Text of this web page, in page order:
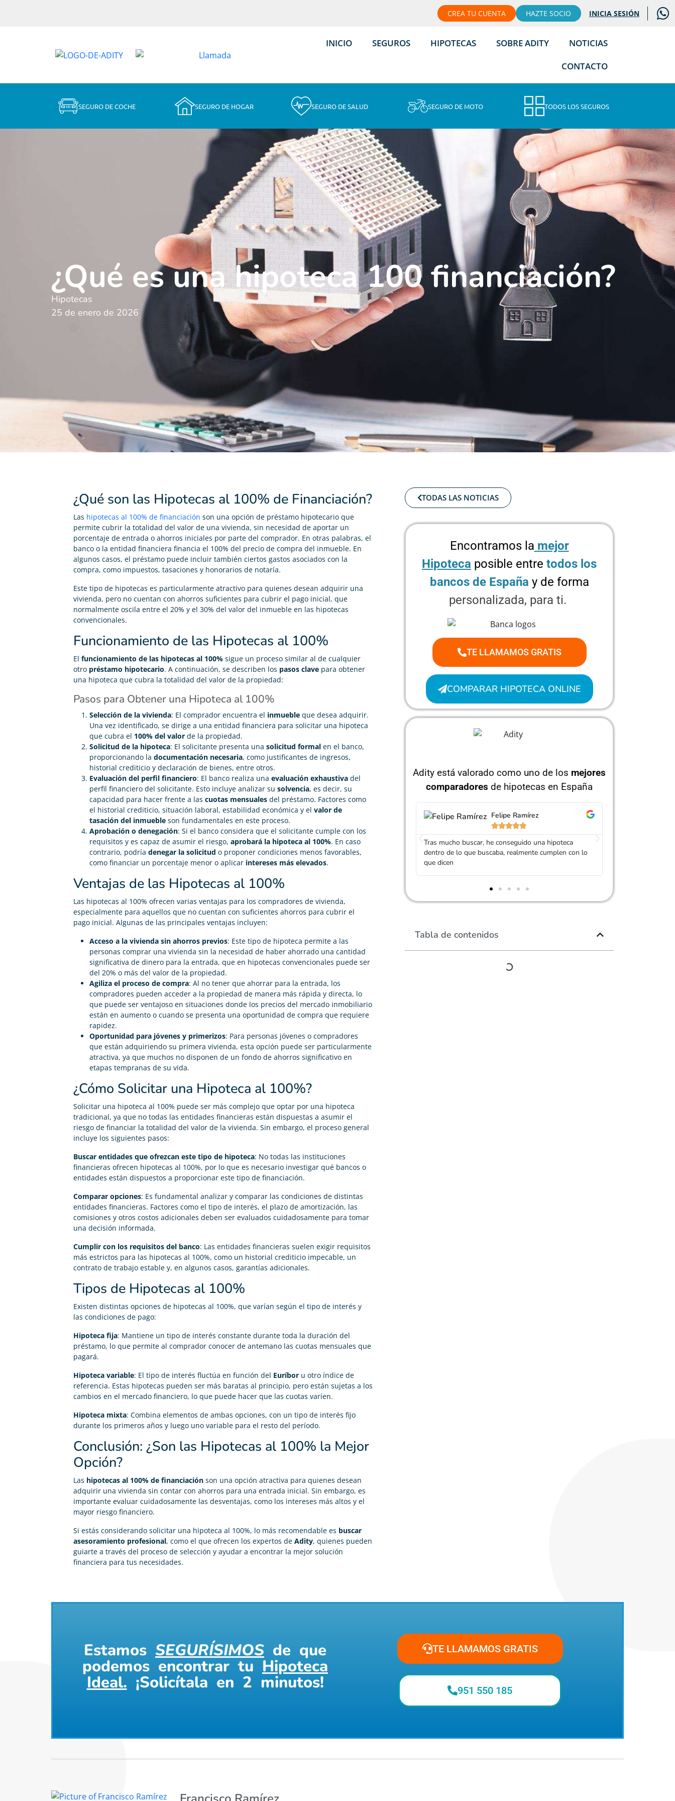
CREA TU CUENTA HAZTE SOCIO INICIA SESIÓN
INICIO SEGUROS HIPOTECAS SOBRE ADITY
NOTICIAS
CONTACTO
SEGURO DE COCHE SEGURO DE HOGAR SEGURO DE SALUD SEGURO DE MOTO TODOS LOS SEGUROS
¿Qué es una hipoteca 100 financiación?
Hipotecas
25 de enero de 2026
¿Qué son las Hipotecas al 100% de Financiación?
Las hipotecas al 100% de financiación son una opción de préstamo hipotecario que
permite cubrir la totalidad del valor de una vivienda, sin necesidad de aportar un
porcentaje de entrada o ahorros iniciales por parte del comprador. En otras palabras, el
banco o la entidad financiera financia el 100% del precio de compra del inmueble. En
algunos casos, el préstamo puede incluir también ciertos gastos asociados con la
compra, como impuestos, tasaciones y honorarios de notaría.
Este tipo de hipotecas es particularmente atractivo para quienes desean adquirir una
vivienda, pero no cuentan con ahorros suficientes para cubrir el pago inicial, que
normalmente oscila entre el 20% y el 30% del valor del inmueble en las hipotecas
convencionales.
Funcionamiento de las Hipotecas al 100%
El funcionamiento de las hipotecas al 100% sigue un proceso similar al de cualquier
otro préstamo hipotecario. A continuación, se describen los pasos clave para obtener
una hipoteca que cubra la totalidad del valor de la propiedad:
Pasos para Obtener una Hipoteca al 100%
Selección de la vivienda: El comprador encuentra el inmueble que desea adquirir.
Una vez identificado, se dirige a una entidad financiera para solicitar una hipoteca
que cubra el 100% del valor de la propiedad.
Solicitud de la hipoteca: El solicitante presenta una solicitud formal en el banco,
proporcionando la documentación necesaria, como justificantes de ingresos,
historial crediticio y declaración de bienes, entre otros.
Evaluación del perfil financiero: El banco realiza una evaluación exhaustiva del
perfil financiero del solicitante. Esto incluye analizar su solvencia, es decir, su
capacidad para hacer frente a las cuotas mensuales del préstamo. Factores como
el historial crediticio, situación laboral, estabilidad económica y el valor de
tasación del inmueble son fundamentales en este proceso.
Aprobación o denegación: Si el banco considera que el solicitante cumple con los
requisitos y es capaz de asumir el riesgo, aprobará la hipoteca al 100%. En caso
contrario, podría denegar la solicitud o proponer condiciones menos favorables,
como financiar un porcentaje menor o aplicar intereses más elevados.
Ventajas de las Hipotecas al 100%
Las hipotecas al 100% ofrecen varias ventajas para los compradores de vivienda,
especialmente para aquellos que no cuentan con suficientes ahorros para cubrir el
pago inicial. Algunas de las principales ventajas incluyen:
Acceso a la vivienda sin ahorros previos: Este tipo de hipoteca permite a las
personas comprar una vivienda sin la necesidad de haber ahorrado una cantidad
significativa de dinero para la entrada, que en hipotecas convencionales puede ser
del 20% o más del valor de la propiedad.
Agiliza el proceso de compra: Al no tener que ahorrar para la entrada, los
compradores pueden acceder a la propiedad de manera más rápida y directa, lo
que puede ser ventajoso en situaciones donde los precios del mercado inmobiliario
están en aumento o cuando se presenta una oportunidad de compra que requiere
rapidez.
Oportunidad para jóvenes y primerizos: Para personas jóvenes o compradores
que están adquiriendo su primera vivienda, esta opción puede ser particularmente
atractiva, ya que muchos no disponen de un fondo de ahorros significativo en
etapas tempranas de su vida.
¿Cómo Solicitar una Hipoteca al 100%?
Solicitar una hipoteca al 100% puede ser más complejo que optar por una hipoteca
tradicional, ya que no todas las entidades financieras están dispuestas a asumir el
riesgo de financiar la totalidad del valor de la vivienda. Sin embargo, el proceso general
incluye los siguientes pasos:
Buscar entidades que ofrezcan este tipo de hipoteca: No todas las instituciones
financieras ofrecen hipotecas al 100%, por lo que es necesario investigar qué bancos o
entidades están dispuestos a proporcionar este tipo de financiación.
Comparar opciones: Es fundamental analizar y comparar las condiciones de distintas
entidades financieras. Factores como el tipo de interés, el plazo de amortización, las
comisiones y otros costos adicionales deben ser evaluados cuidadosamente para tomar
una decisión informada.
Cumplir con los requisitos del banco: Las entidades financieras suelen exigir requisitos
más estrictos para las hipotecas al 100%, como un historial crediticio impecable, un
contrato de trabajo estable y, en algunos casos, garantías adicionales.
Tipos de Hipotecas al 100%
Existen distintas opciones de hipotecas al 100%, que varían según el tipo de interés y
las condiciones de pago:
Hipoteca fija: Mantiene un tipo de interés constante durante toda la duración del
préstamo, lo que permite al comprador conocer de antemano las cuotas mensuales que
pagará.
Hipoteca variable: El tipo de interés fluctúa en función del Euríbor u otro índice de
referencia. Estas hipotecas pueden ser más baratas al principio, pero están sujetas a los
cambios en el mercado financiero, lo que puede hacer que las cuotas varíen.
Hipoteca mixta: Combina elementos de ambas opciones, con un tipo de interés fijo
durante los primeros años y luego uno variable para el resto del período.
Conclusión: ¿Son las Hipotecas al 100% la Mejor
Opción?
Las hipotecas al 100% de financiación son una opción atractiva para quienes desean
adquirir una vivienda sin contar con ahorros para una entrada inicial. Sin embargo, es
importante evaluar cuidadosamente las desventajas, como los intereses más altos y el
mayor riesgo financiero.
Si estás considerando solicitar una hipoteca al 100%, lo más recomendable es buscar
asesoramiento profesional, como el que ofrecen los expertos de Adity, quienes pueden
guiarte a través del proceso de selección y ayudar a encontrar la mejor solución
financiera para tus necesidades.
TODAS LAS NOTICIAS
Encontramos la mejor
Hipoteca posible entre todos los
bancos de España y de forma
personalizada, para ti.
TE LLAMAMOS GRATIS
COMPARAR HIPOTECA ONLINE
Adity está valorado como uno de los mejores
comparadores de hipotecas en España
Alberto Silvestre

Gracias Adity por ayudarme a conseguir mi hipoteca.
Sobre todo a Pedro, el agente que me atendió, fue
muy agradable y atento.
Felipe Ramírez
Tras mucho buscar, he conseguido una hipoteca
dentro de lo que buscaba, realmente cumplen con lo
que dicen
Carolina Garcés

El agente de Adity me ofreció varios presupuestos de
diferentes bancos y se dejó la piel para que encontrase
una hipoteca que me convenciera. ¡Chapó!
Tabla de contenidos
Estamos SEGURÍSIMOS de que
podemos encontrar tu Hipoteca
Ideal. ¡Solicítala en 2 minutos!
TE LLAMAMOS GRATIS
951 550 185